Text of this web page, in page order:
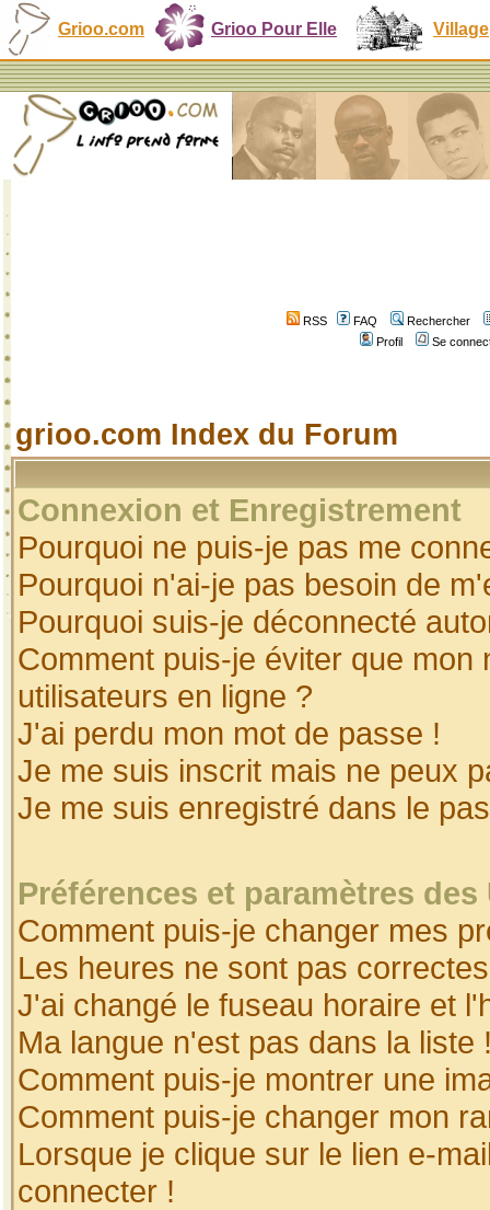
Grioo.com Grioo Pour Elle Village
RSS FAQ
Rechercher
Profil
Se
grioo.com Index du Forum
Connexion et Enregistrement
Pourquoi ne puis-je pas me
Pourquoi n'ai-je pas besoin de
Pourquoi suis-je déconnecté
Comment puis-je éviter que
utilisateurs en ligne ?
J'ai perdu mon mot de passe !
Je me suis inscrit mais ne peux
Je me suis enregistré dans le
Préférences et paramètres
Comment puis-je changer mes
Les heures ne sont pas
J'ai changé le fuseau horaire et
Ma langue n'est pas dans la liste
Comment puis-je montrer une
Comment puis-je changer mon
Lorsque je clique sur le lien e-
connecter !